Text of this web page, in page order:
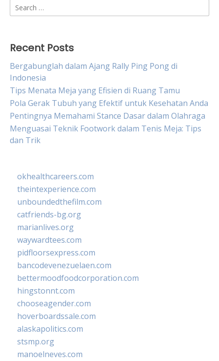
Search
for:
Recent Posts
Bergabunglah dalam Ajang Rally Ping Pong di
Indonesia
Tips Menata Meja yang Efisien di Ruang Tamu
Pola Gerak Tubuh yang Efektif untuk Kesehatan Anda
Pentingnya Memahami Stance Dasar dalam Olahraga
Menguasai Teknik Footwork dalam Tenis Meja: Tips
dan Trik
okhealthcareers.com
theintexperience.com
unboundedthefilm.com
catfriends-bg.org
marianlives.org
waywardtees.com
pidfloorsexpress.com
bancodevenezuelaen.com
bettermoodfoodcorporation.com
hingstonnt.com
chooseagender.com
hoverboardssale.com
alaskapolitics.com
stsmp.org
manoelneves.com